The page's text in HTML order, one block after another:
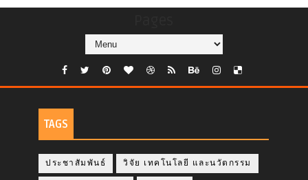
TAGS
ประชาสัมพันธ์ วิจัย เทคโนโลยี และนวัตกรรม